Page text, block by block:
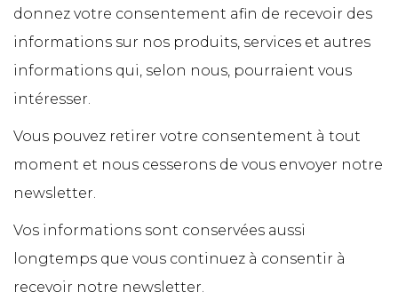
donnez votre consentement afin de recevoir des
informations sur nos produits, services et autres
informations qui, selon nous, pourraient vous
intéresser.
Vous pouvez retirer votre consentement à tout
moment et nous cesserons de vous envoyer notre
newsletter.
Vos informations sont conservées aussi
longtemps que vous continuez à consentir à
recevoir notre newsletter.